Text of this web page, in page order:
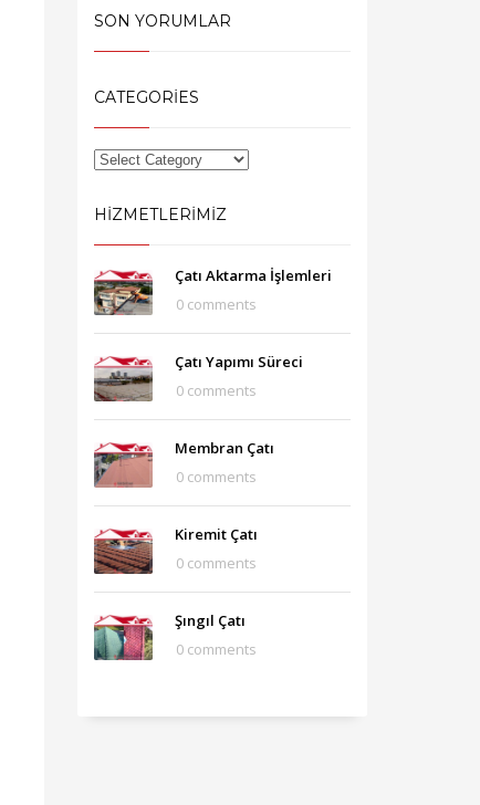
SON YORUMLAR
CATEGORIES
HIZMETLERIMIZ
Çatı Aktarma İşlemleri
0 comments
Çatı Yapımı Süreci
0 comments
Membran Çatı
0 comments
Kiremit Çatı
0 comments
Şıngıl Çatı
0 comments